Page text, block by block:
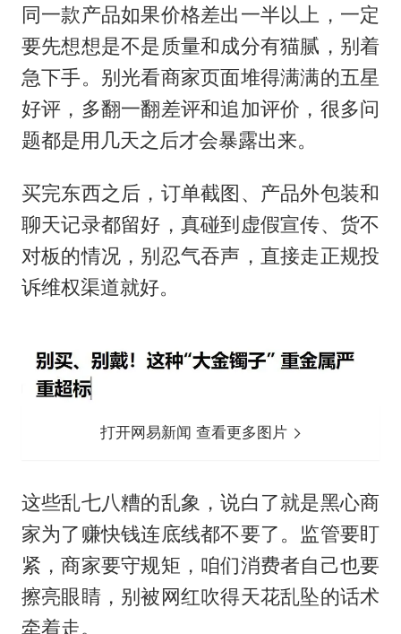
同一款产品如果价格差出一半以上，一定
要先想想是不是质量和成分有猫腻，别着
急下手。别光看商家页面堆得满满的五星
好评，多翻一翻差评和追加评价，很多问
题都是用几天之后才会暴露出来。
买完东西之后，订单截图、产品外包装和
聊天记录都留好，真碰到虚假宣传、货不
对板的情况，别忍气吞声，直接走正规投
诉维权渠道就好。
打开网易新闻 查看更多图片
这些乱七八糟的乱象，说白了就是黑心商
家为了赚快钱连底线都不要了。监管要盯
紧，商家要守规矩，咱们消费者自己也要
擦亮眼睛，别被网红吹得天花乱坠的话术
牵着走。